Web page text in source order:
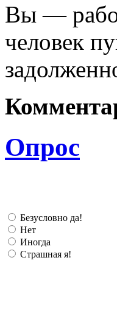
Вы —
человек
Опрос
Безусловно да!
Нет
Иногда
Страшная я!